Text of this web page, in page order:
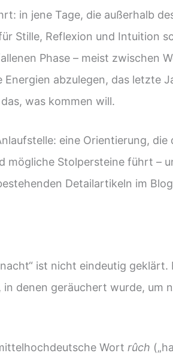
in jene Tage, die außerhalb
Stille, Reflexion und Intuition
Phase – meist zwischen
Energien abzulegen, das letzte
was kommen will.
eine Orientierung, die
mögliche Stolpersteine führt –
Detailartikeln im
ist nicht eindeutig geklärt.
in denen geräuchert wurde, um
Wortrûch